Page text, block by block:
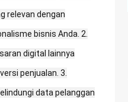
relevan dengan
bisnis Anda. 2.
digital lainnya
penjualan. 3.
data pelanggan